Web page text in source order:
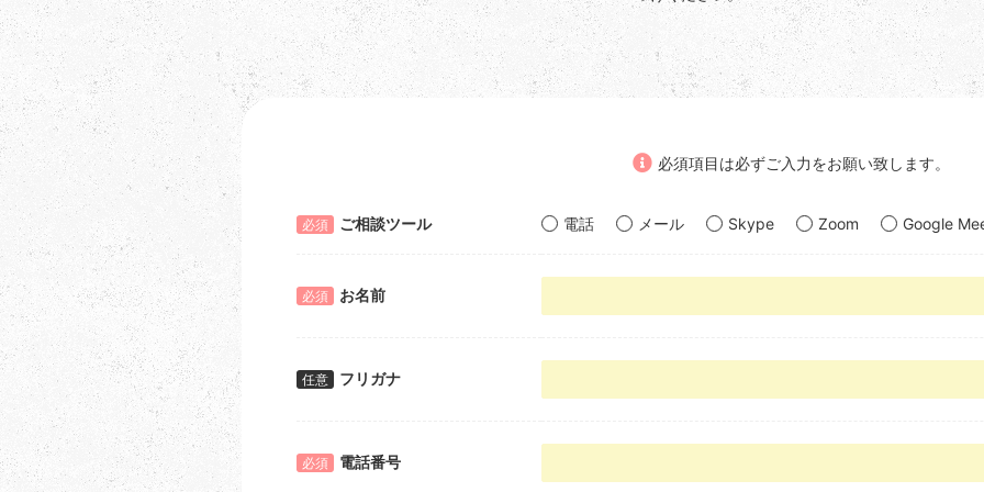
必須項目は必ずご入力をお願い致します。
必須 ご相談ツール 電話 メール Skype Zoom Google
必須 お名前
任意 フリガナ
必須 電話番号